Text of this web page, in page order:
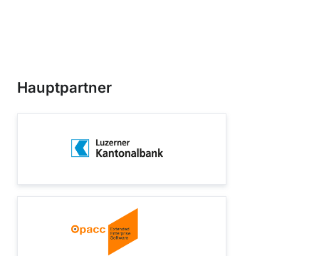
Hauptpartner